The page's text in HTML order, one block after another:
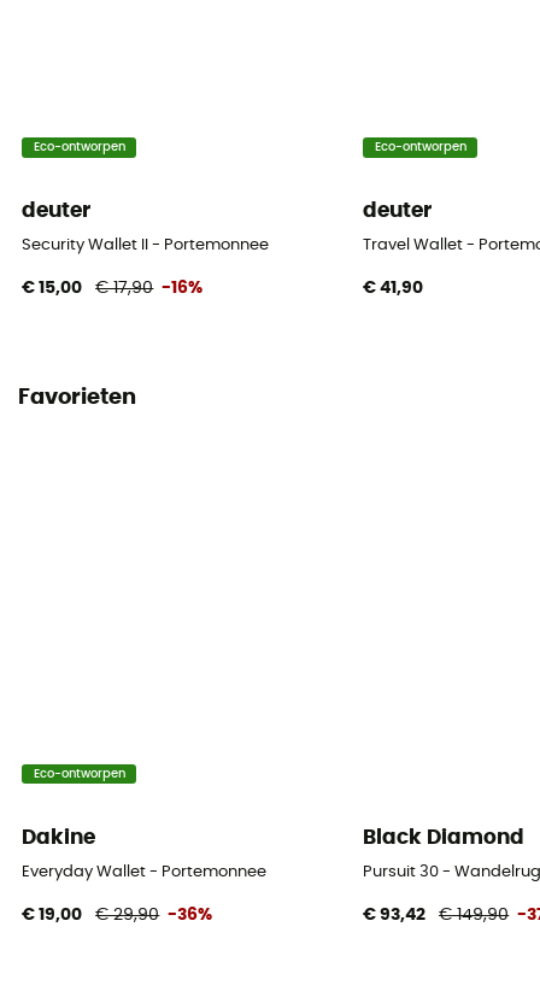
Eco-ontworpen
deuter
Security Wallet II - Portemonnee
€ 15,00 € 17,90 -16%
Eco-ontworpen
deuter
Travel Wallet -
€ 41,90
Favorieten
Eco-ontworpen
Dakine
Everyday Wallet - Portemonnee
€ 19,00 € 29,90 -36%
Black Diamond
Pursuit 30 -
€ 93,42 € 149,90 -